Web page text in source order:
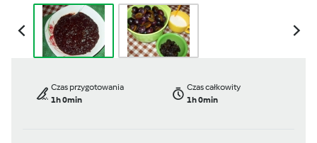
Czas przygotowania
1h 0min
Czas całkowity
1h 0min